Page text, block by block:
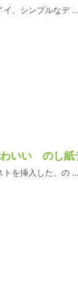
イ、シンプルなデ ...
いい のし紙
トを挿入した、の ...